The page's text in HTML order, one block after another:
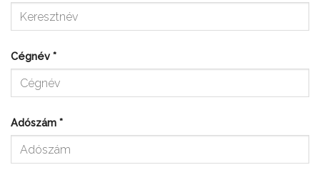
Cégnév *
Adószám *